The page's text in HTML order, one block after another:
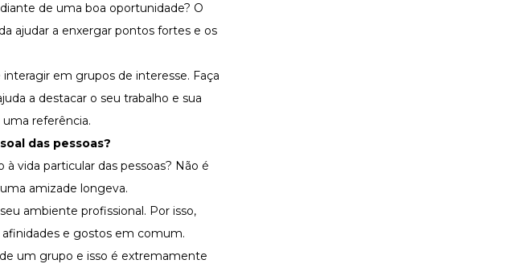
de uma boa oportunidade? O
ajudar a enxergar pontos fortes e os
em grupos de interesse. Faça
a destacar o seu trabalho e sua
referência.
das pessoas?
vida particular das pessoas? Não é
amizade longeva.
ambiente profissional. Por isso,
e gostos em comum.
um grupo e isso é extremamente